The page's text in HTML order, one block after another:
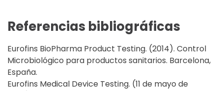
Referencias bibliográficas
Eurofins BioPharma Product Testing. (2014). Control
Microbiológico para productos sanitarios. Barcelona,
España.
Eurofins Medical Device Testing. (11 de mayo de